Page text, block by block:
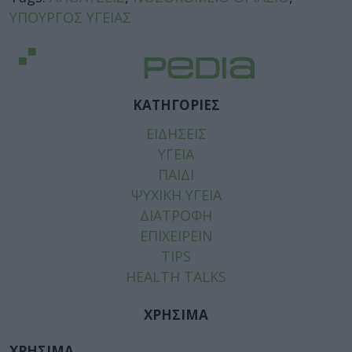
ΥΠΟΥΡΓΟΣ ΥΓΕΙΑΣ
ΚΑΤΗΓΟΡΙΕΣ
ΕΙΔΗΣΕΙΣ
ΥΓΕΙΑ
ΠΑΙΔΙ
ΨΥΧΙΚΗ ΥΓΕΙΑ
ΔΙΑΤΡΟΦΗ
ΕΠΙΧΕΙΡΕΙΝ
TIPS
HEALTH TALKS
ΧΡΗΣΙΜΑ